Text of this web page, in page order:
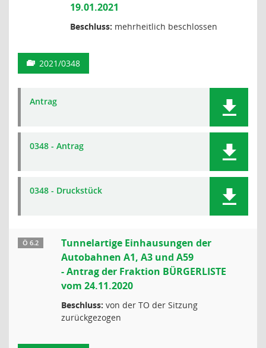
19.01.2021
Beschluss: mehrheitlich beschlossen
2021/0348
Antrag
0348 - Antrag
0348 - Druckstück
Ö 6.2
Tunnelartige Einhausungen der
Autobahnen A1, A3 und A59
- Antrag der Fraktion BÜRGERLISTE
vom 24.11.2020
Beschluss: von der TO der Sitzung
zurückgezogen